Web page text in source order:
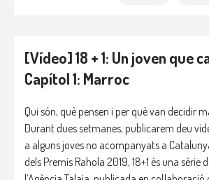
[Vídeo] 18 + 1: Un joven que
Capítol 1: Marroc
Qui són, què pensen i per què van decidir
Durant dues setmanes, publicarem deu
a alguns joves no acompanyats a
dels Premis Rahola 2019, 18+1 és una sèrie